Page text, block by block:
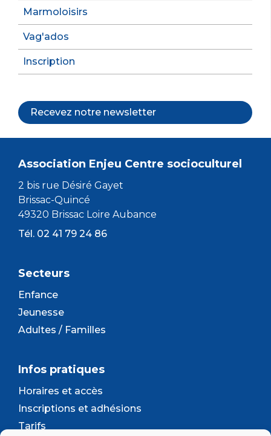
Marmoloisirs
Vag'ados
Inscription
Recevez notre newsletter
Association Enjeu Centre socioculturel
2 bis rue Désiré Gayet
Brissac-Quincé
49320 Brissac Loire Aubance
Tél. 02 41 79 24 86
Secteurs
Enfance
Jeunesse
Adultes / Familles
Infos pratiques
Horaires et accès
Inscriptions et adhésions
Tarifs